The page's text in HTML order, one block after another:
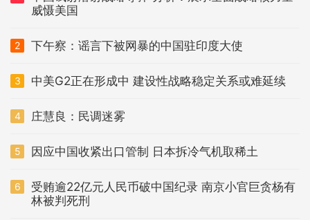
威慑美国
2 下午察：谣言下被网暴的中国驻印度大使
3 中美G2正在形成中 建设性战略稳定关系或难延续
4 庄慧良：民调迷雾
5 因应中国收紧出口管制 日本拆冷气机取稀土
6
受贿逾22亿元人民币破中国纪录 南京小官巨贪杨有
林被判死刑